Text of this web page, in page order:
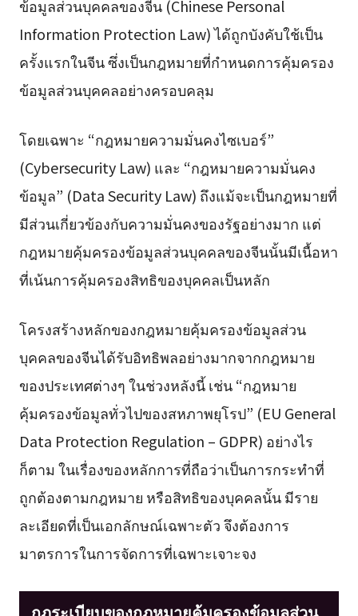
ข้อมูลส่วนบุคคลของจีน (Chinese Personal
Information Protection Law) ได้ถูกบังคับใช้เป็น
ครั้งแรกในจีน ซึ่งเป็นกฎหมายที่กำหนดการคุ้มครอง
ข้อมูลส่วนบุคคลอย่างครอบคลุม
โดยเฉพาะ “กฎหมายความมั่นคงไซเบอร์”
(Cybersecurity Law) และ “กฎหมายความมั่นคง
ข้อมูล” (Data Security Law) ถึงแม้จะเป็นกฎหมายที่
มีส่วนเกี่ยวข้องกับความมั่นคงของรัฐอย่างมาก แต่
กฎหมายคุ้มครองข้อมูลส่วนบุคคลของจีนนั้นมีเนื้อหา
ที่เน้นการคุ้มครองสิทธิของบุคคลเป็นหลัก
โครงสร้างหลักของกฎหมายคุ้มครองข้อมูลส่วน
บุคคลของจีนได้รับอิทธิพลอย่างมากจากกฎหมาย
ของประเทศต่างๆ ในช่วงหลังนี้ เช่น “กฎหมาย
คุ้มครองข้อมูลทั่วไปของสหภาพยุโรป” (EU General
Data Protection Regulation – GDPR) อย่างไร
ก็ตาม ในเรื่องของหลักการที่ถือว่าเป็นการกระทำที่
ถูกต้องตามกฎหมาย หรือสิทธิของบุคคลนั้น มีราย
ละเอียดที่เป็นเอกลักษณ์เฉพาะตัว จึงต้องการ
มาตรการในการจัดการที่เฉพาะเจาะจง
กฎระเบียบของกฎหมายคุ้มครองข้อมูลส่วน